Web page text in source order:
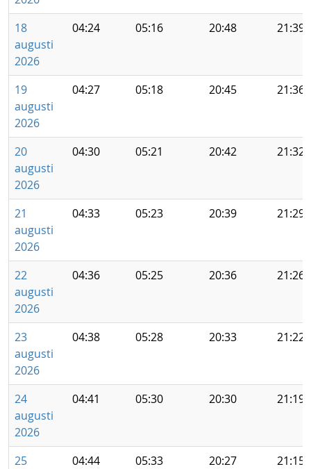
18
augusti
2026
04:24 05:16 20:48 21:39
19
augusti
2026
04:27 05:18 20:45 21:36
20
augusti
2026
04:30 05:21 20:42 21:32
21
augusti
2026
04:33 05:23 20:39 21:29
22
augusti
2026
04:36 05:25 20:36 21:26
23
augusti
2026
04:38 05:28 20:33 21:22
24
augusti
2026
04:41 05:30 20:30 21:19
25
04:44 05:33 20:27 21:15